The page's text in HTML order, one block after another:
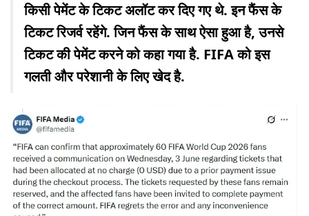
किसी पेमेंट के टिकट अलॉट कर दिए गए थे. इन फैंस के
टिकट रिजर्व रहेंगे. जिन फैंस के साथ ऐसा हुआ है, उनसे
टिकट की पेमेंट करने को कहा गया है. FIFA को इस
गलती और परेशानी के लिए खेद है.